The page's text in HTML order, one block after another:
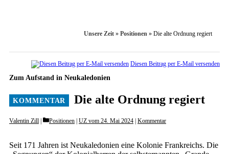
Unsere Zeit » Positionen » Die alte Ordnung regiert
Diesen Beitrag per E-Mail versenden
Zum Aufstand in Neukaledonien
Die alte Ordnung regiert
Valentin Zill Categories
Positionen UZ vom 24. Mai 2024 Kommentar
Seit 171 Jahren ist Neukaledonien eine Kolonie Frankreichs. Die